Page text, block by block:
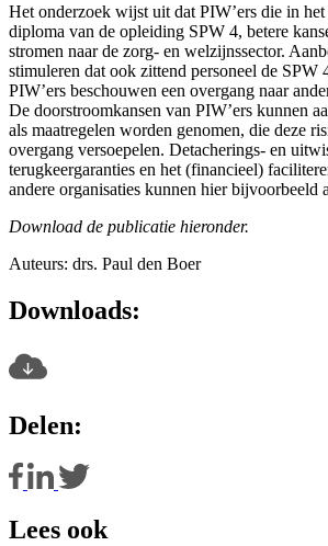
Het onderzoek wijst uit dat PIW’ers die in
diploma van de opleiding SPW 4, betere
stromen naar de zorg- en welzijnssector.
stimuleren dat ook zittend personeel de SPW
PIW’ers beschouwen een overgang naar
De doorstroomkansen van PIW’ers kunnen
als maatregelen worden genomen, die deze
overgang versoepelen. Detacherings- en
terugkeergaranties en het (financieel)
andere organisaties kunnen hier bijvoorbeeld
Download de publicatie hieronder.
Auteurs: drs. Paul den Boer
Downloads:
Delen:
Lees ook